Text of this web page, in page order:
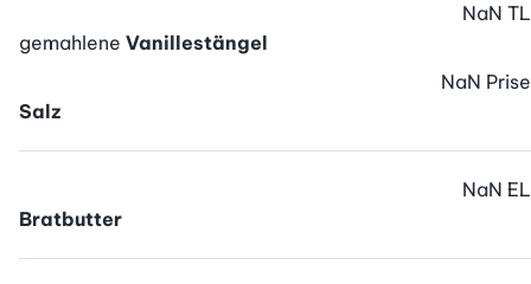
gemahlene Vanillestängel
NaN TL
Salz
NaN Prise
Bratbutter
NaN EL